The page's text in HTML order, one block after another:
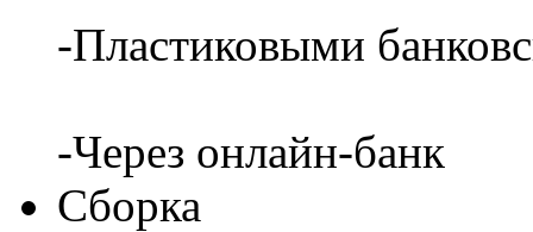
-Пластиковыми
-Через онлайн-банк
Сборка